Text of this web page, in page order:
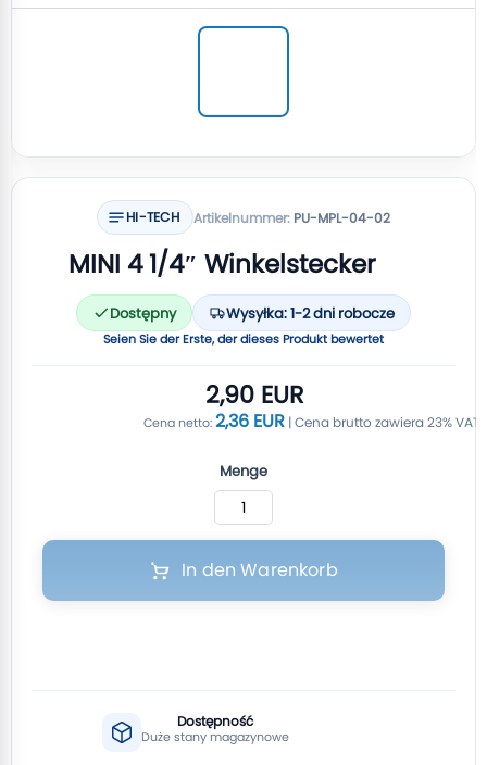
HI-TECH Artikelnummer:PU-MPL-04-02
MINI 4 1/4″ Winkelstecker
Dostępny Wysyłka: 1-2 dni robocze
Seien Sie der Erste, der dieses Produkt bewertet
2,90 EUR
2,36 EUR
Menge
In den Warenkorb
Dostępność
Duże stany magazynowe